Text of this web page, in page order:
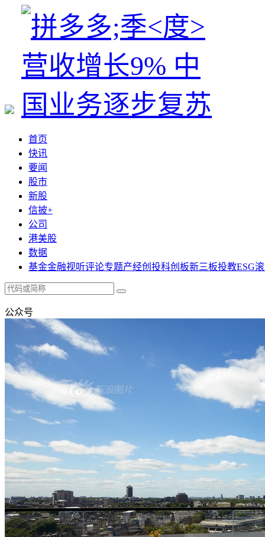
首页
快讯
要闻
股市
新股
信披+
公司
港美股
数据
基金金融视听评论专题产经创投科创板新三板投教ESG
公众号